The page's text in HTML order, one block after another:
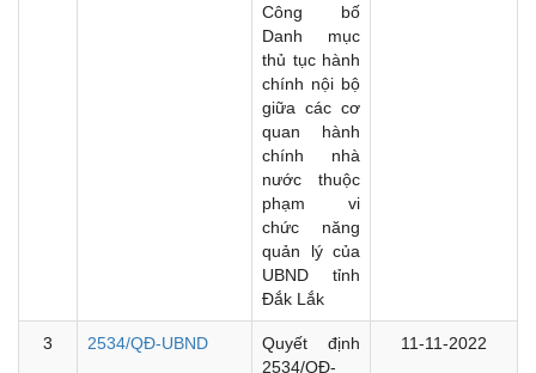
Công bố
Danh mục
thủ tục hành
chính nội bộ
giữa các cơ
quan hành
chính nhà
nước thuộc
phạm vi
chức năng
quản lý của
UBND tỉnh
Đắk Lắk
3 2534/QĐ-UBND
Quyết định
2534/QĐ-
11-11-2022